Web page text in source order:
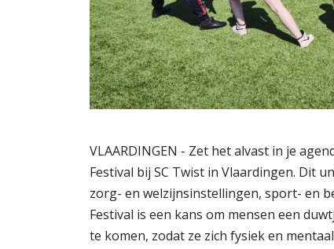
VLAARDINGEN - Zet het alvast in je
Festival bij SC Twist in Vlaardingen. Dit
zorg- en welzijnsinstellingen, sport- en
Festival is een kans om mensen een
te komen, zodat ze zich fysiek en